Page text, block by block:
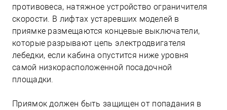
противовеса, натяжное устройство ограничителя
скорости. В лифтах устаревших моделей в
приямке размещаются концевые выключатели,
которые разрывают цепь электродвигателя
лебедки, если кабина опустится ниже уровня
самой низкорасположенной посадочной
площадки.
Приямок должен быть защищен от попадания в